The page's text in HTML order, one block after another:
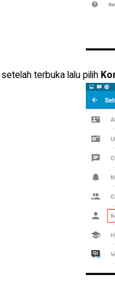
terbuka lalu pilih